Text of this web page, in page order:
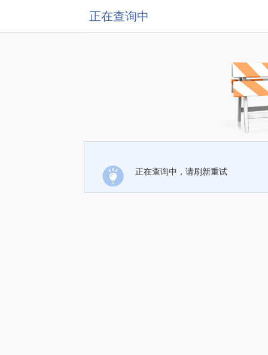
正在查询中
正在查询中，请刷新重试